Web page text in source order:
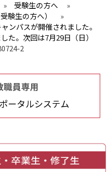
» 受験生の方へ
»
験生の方へ）
»
ンパスが開催されました。
た。次回は7月29日（日）
2